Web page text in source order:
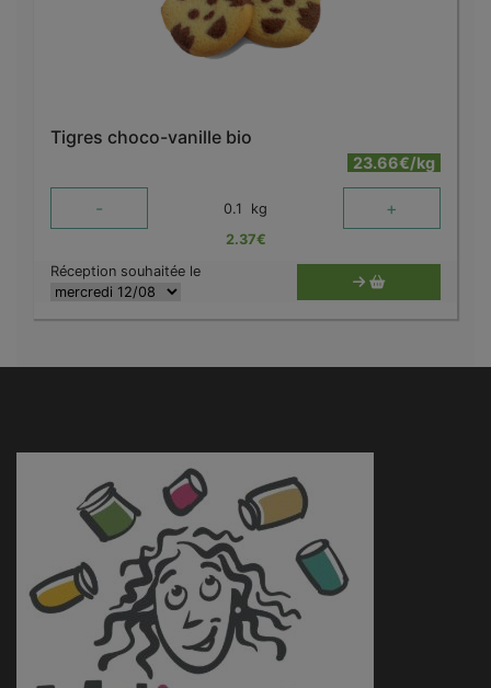
Tigres choco-vanille bio
23.66€/kg
- 0.1 kg +
2.37€
Réception souhaitée le